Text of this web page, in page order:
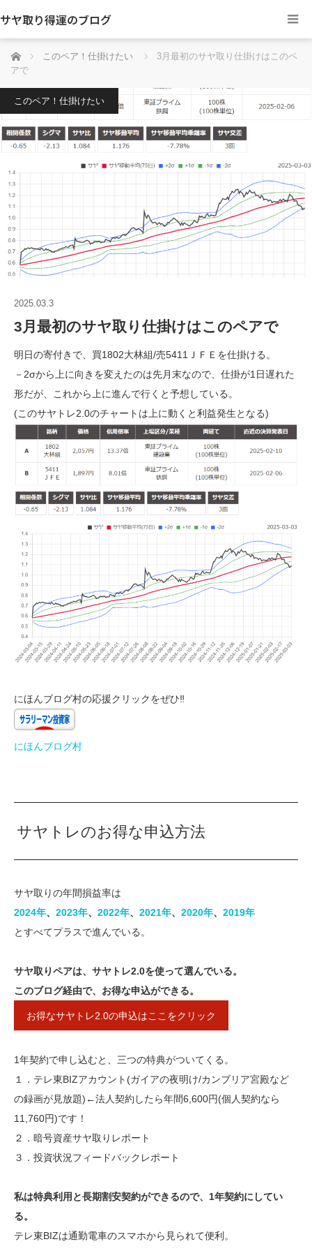
サヤ取り得運のブログ
ホーム このペア！仕掛けたい
3月最初のサヤ取り仕掛けはこのペ
アで
このペア！仕掛けたい
2025.03.3
3月最初のサヤ取り仕掛けはこのペアで
明日の寄付きで、買1802大林組/売5411ＪＦＥを仕掛ける。
－2σから上に向きを変えたのは先月末なので、仕掛が1日遅れた
形だが、これから上に進んで行くと予想している。
(このサヤトレ2.0のチャートは上に動くと利益発生となる)
にほんブログ村の応援クリックをぜひ‼
にほんブログ村
サヤトレのお得な申込方法
サヤ取りの年間損益率は
2024年、 2023年​、 ​2022年​、​ 2021年​、​​ 2020年​、 2019年
とすべてプラスで進んでいる。
サヤ取りペアは、サヤトレ2.0を使って選んでいる。
このブログ経由で、お得な申込ができる。
お得なサヤトレ2.0の申込はここをクリック
1年契約で申し込むと、三つの特典がついてくる。
１．テレ東BIZアカウント(ガイアの夜明け/カンブリア宮殿など
の録画が見放題)←法人契約したら年間6,600円(個人契約なら
11,760円)です！
２．暗号資産サヤ取りレポート
３．投資状況フィードバックレポート
私は特典利用と長期割安契約ができるので、1年契約にしてい
る。
テレ東BIZは通勤電車のスマホから見られて便利。